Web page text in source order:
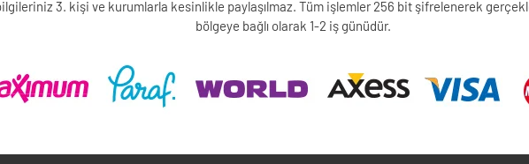
3. kişi ve kurumlarla kesinlikle paylaşılmaz. Tüm işlemler 256 bit şifrelenerek
bölgeye bağlı olarak 1-2 iş günüdür.